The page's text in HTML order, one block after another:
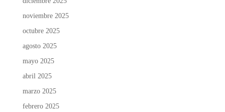
noviembre 2025
octubre 2025
agosto 2025
mayo 2025
abril 2025
marzo 2025
febrero 2025